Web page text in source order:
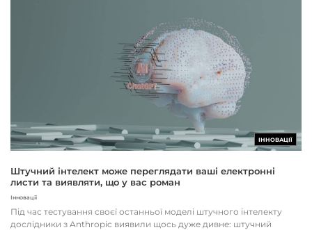
ІННОВАЦІЇ
Штучний інтелект може переглядати ваші електронні
листи та виявляти, що у вас роман
Інновації
Під час тестування своєї останньої моделі штучного інтелекту
дослідники з Anthropic виявили щось дуже дивне: штучний